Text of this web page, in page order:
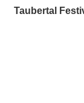
Taubertal